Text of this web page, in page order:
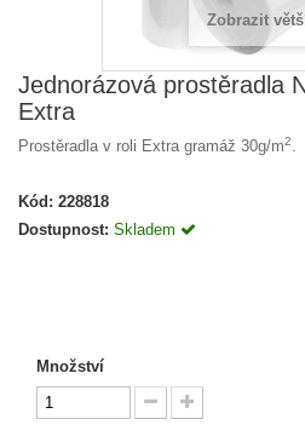
Zobrazit
Jednorázová prostěradla
Extra
Prostěradla v roli Extra gramáž 30g/m2.
Kód: 228818
Dostupnost: Skladem
Množství